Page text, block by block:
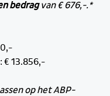
bedragvan € 676,-.*
€ 13.856,-
op het ABP-